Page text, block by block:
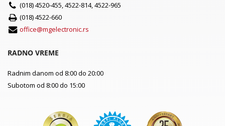
(018) 4520-455, 4522-814, 4522-965
(018) 4522-660
office@mgelectronic.rs
RADNO VREME
Radnim danom od 8:00 do 20:00
Subotom od 8:00 do 15:00